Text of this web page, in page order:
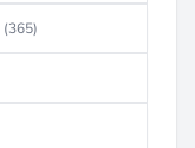
(365)